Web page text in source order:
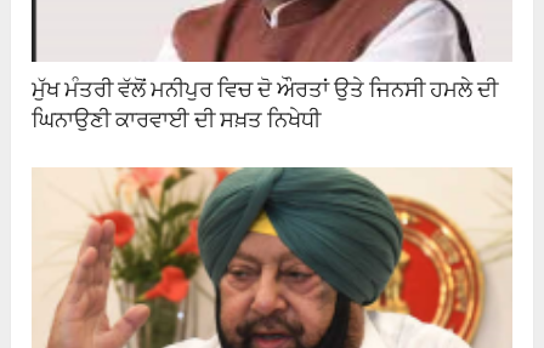
ਮੁੱਖ ਮੰਤਰੀ ਵੱਲੋਂ ਮਨੀਪੁਰ ਵਿਚ ਦੋ ਔਰਤਾਂ ਉਤੇ ਜਿਨਸੀ ਹਮਲੇ ਦੀ
ਘਿਨਾਉਣੀ ਕਾਰਵਾਈ ਦੀ ਸਖ਼ਤ ਨਿਖੇਧੀ